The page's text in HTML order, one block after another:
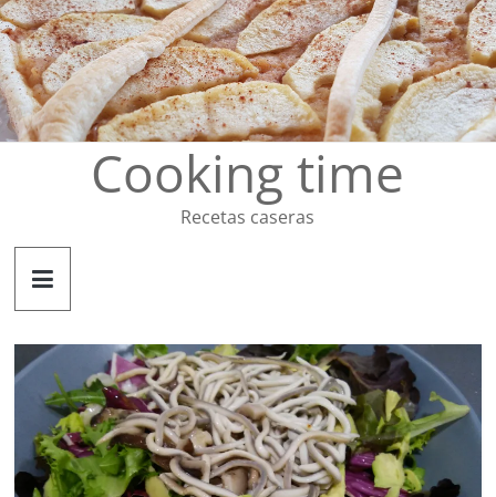
Saltar
al
contenido
Cooking time
Recetas caseras